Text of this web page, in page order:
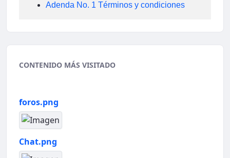
Adenda No. 1 Términos y condiciones
CONTENIDO MÁS VISITADO
foros.png
Chat.png